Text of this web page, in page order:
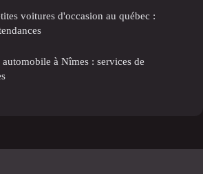
voitures d'occasion au québec :
à Nîmes : services de